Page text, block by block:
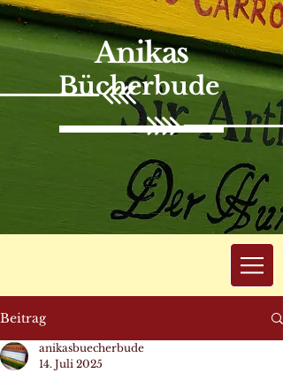
Anikas
Bücherbude
Beitrag
anikasbuecherbude
14. Juli 2025